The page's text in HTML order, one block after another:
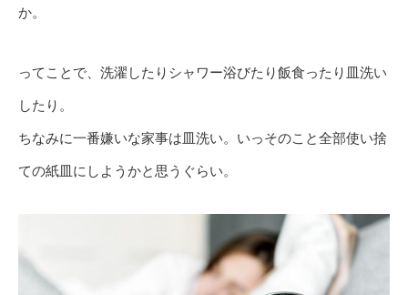
か。
ってことで、洗濯したりシャワー浴びたり飯食ったり皿洗い
したり。
ちなみに一番嫌いな家事は皿洗い。いっそのこと全部使い捨
ての紙皿にしようかと思うぐらい。